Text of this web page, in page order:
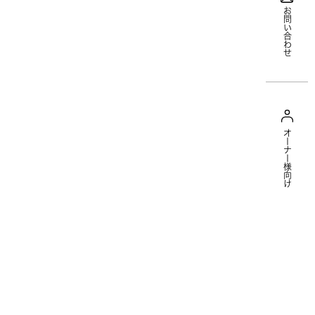
お問い合わせ
オーナー様向け